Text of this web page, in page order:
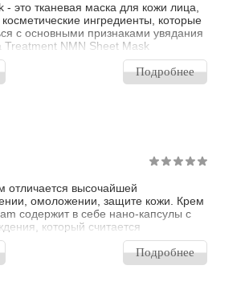
это тканевая маска для кожи лица,
ингредиенты, которые
с основными признаками увядания
NMN Sheet Mask
на клеточном уровне, разглаживает
гладкость и сияние.
с Косметическим гелем с
Подробнее
отличается высочайшей
омоложении, защите кожи. Крем
содержит в себе нано-капсулы с
который считается
белку человеческой кожи
из наиболее действенных
эпидермиса и его обновления на
Подробнее